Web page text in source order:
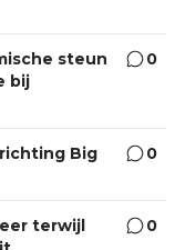
steun
bij
0
Big
0
terwijl
0